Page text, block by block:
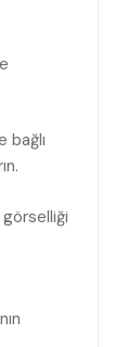
bağlı
görselliği